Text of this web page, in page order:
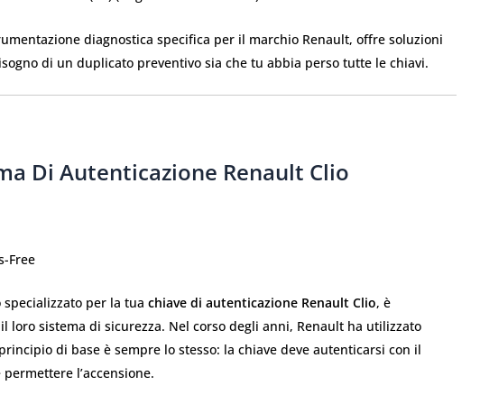
diagnostica specifica per il marchio Renault, offre soluzioni
di un duplicato preventivo sia che tu abbia perso tutte le chiavi.
Di Autenticazione Renault Clio
Free
per la tua chiave di autenticazione Renault Clio, è
loro sistema di sicurezza. Nel corso degli anni, Renault ha utilizzato
di base è sempre lo stesso: la chiave deve autenticarsi con il
l’accensione.